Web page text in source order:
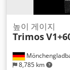
8,785 km
높이 게이지
Trimos